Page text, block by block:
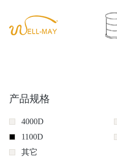
产品规格
4000D
1100D
其它